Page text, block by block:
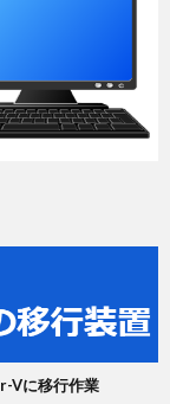
Vに移行作業